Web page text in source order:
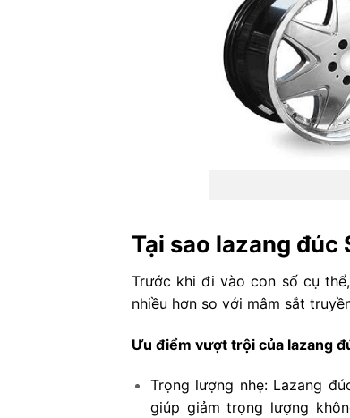
Tại sao lazang đúc
Trước khi đi vào con số cụ
nhiều hơn so với mâm sắt
Ưu điểm vượt trội của lazang
Trọng lượng nhẹ: Lazang
giúp giảm trọng lượng